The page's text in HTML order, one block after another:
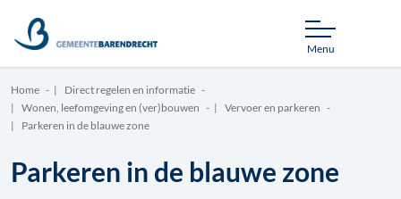
Menu
Home
Direct regelen en informatie
Wonen, leefomgeving en (ver)bouwen
Vervoer en parkeren
Parkeren in de blauwe zone
Parkeren in de blauwe zone